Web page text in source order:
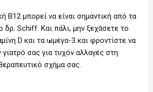
Β12 μπορεί να είναι σημαντική από τα
δρ. Schiff. Και πάλι, μην ξεχάσετε το
D και τα ωμέγα-3 και φροντίστε να
σας για τυχόν αλλαγές στη
σχήμα σας.